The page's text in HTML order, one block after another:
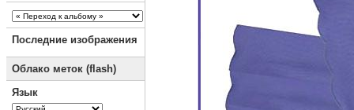
Последние изображения
Облако меток (flash)
Язык